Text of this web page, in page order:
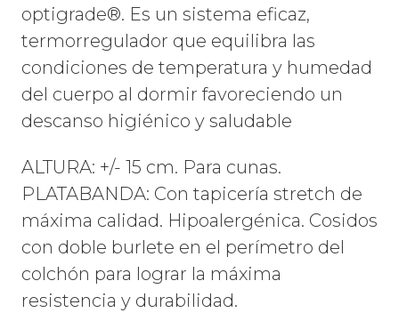
optigrade®. Es un sistema eficaz,
termorregulador que equilibra las
condiciones de temperatura y humedad
del cuerpo al dormir favoreciendo un
descanso higiénico y saludable
ALTURA: +/- 15 cm. Para cunas.
PLATABANDA: Con tapicería stretch de
máxima calidad. Hipoalergénica. Cosidos
con doble burlete en el perímetro del
colchón para lograr la máxima
resistencia y durabilidad.